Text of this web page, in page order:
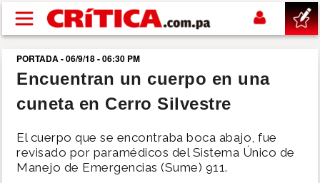
Pasar al contenido principal
buscar
SUCESOS
NACIONAL
PORTADA - 06/9/18 - 06:30 PM
Encuentran un cuerpo en una
cuneta en Cerro Silvestre
El cuerpo que se encontraba boca abajo, fue
revisado por paramédicos del Sistema Único de
Manejo de Emergencias (Sume) 911.